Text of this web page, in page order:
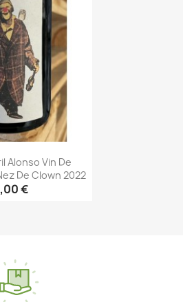
Alonso Vin De
De Clown 2022
€